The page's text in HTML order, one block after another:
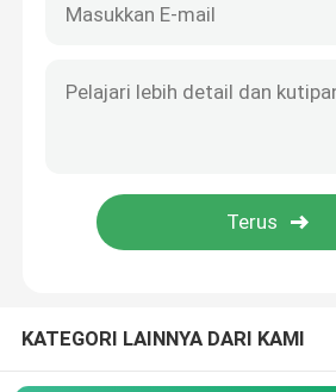
Mesin Busa Semprot Poliuretan
Kimia Poliurea
KATEGORI LAINNYA DARI KAMI